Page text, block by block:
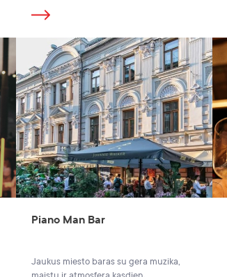
Piano Man Bar
Jaukus miesto baras su gera muzika,